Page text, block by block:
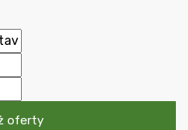
oferty